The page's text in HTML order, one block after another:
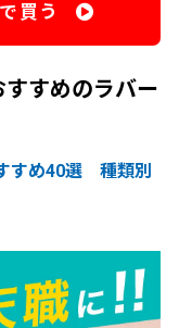
買う
すすめのラバー
すめ40選 種類別